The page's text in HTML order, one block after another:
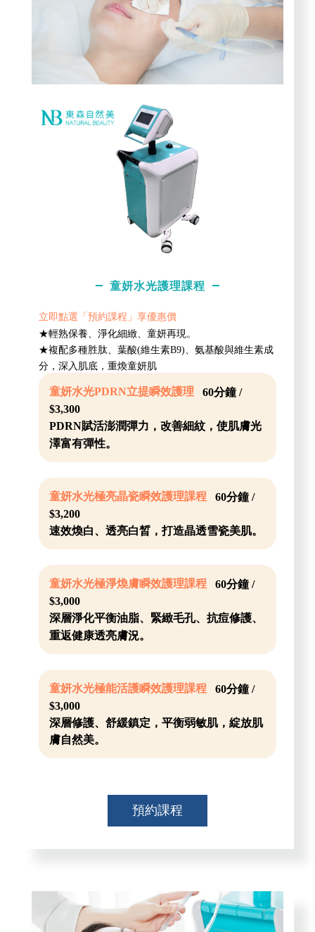
童妍水光護理課程
立即點選「預約課程」享優惠價
★輕熟保養、淨化細緻、童妍再現。
★複配多種胜肽、葉酸(維生素B9)、氨基酸與維生素成
分，深入肌底，重煥童妍肌
童妍水光PDRN立提瞬效護理 60分鐘 /
$3,300
PDRN賦活澎潤彈力，改善細紋，使肌膚光
澤富有彈性。
童妍水光極亮晶瓷瞬效護理課程 60分鐘 /
$3,200
速效煥白、透亮白晳，打造晶透雪瓷美肌。
童妍水光極淨煥膚瞬效護理課程 60分鐘 /
$3,000
深層淨化平衡油脂、緊緻毛孔、抗痘修護、
重返健康透亮膚況。
童妍水光極能活護瞬效護理課程 60分鐘 /
$3,000
深層修護、舒緩鎮定，平衡弱敏肌，綻放肌
膚自然美。
預約課程